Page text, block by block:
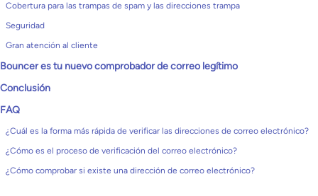
Cobertura para las trampas de spam y las direcciones trampa
Seguridad
Gran atención al cliente
Bouncer es tu nuevo comprobador de correo legítimo
Conclusión
FAQ
¿Cuál es la forma más rápida de verificar las direcciones de correo electrónico?
¿Cómo es el proceso de verificación del correo electrónico?
¿Cómo comprobar si existe una dirección de correo electrónico?